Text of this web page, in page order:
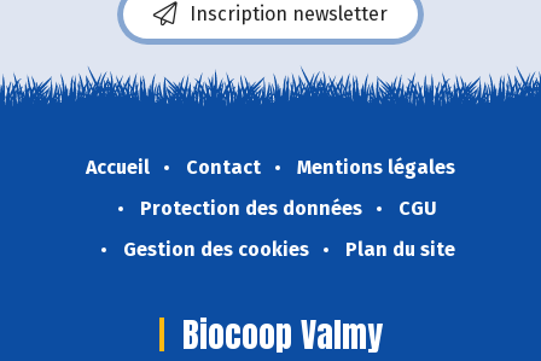
Inscription newsletter
Accueil Contact
Mentions légales
Protection des données
CGU
Gestion des cookies
Plan du site
Biocoop Valmy